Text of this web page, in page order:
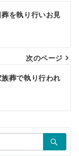
を執り行いお見
次のページ
葬で執り行われ